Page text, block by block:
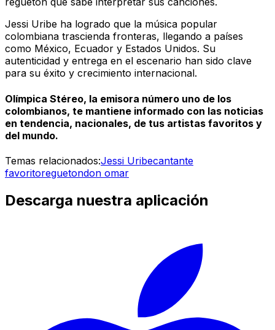
Jessi Uribe ha logrado que la música popular
colombiana trascienda fronteras, llegando a países
como México, Ecuador y Estados Unidos. Su
autenticidad y entrega en el escenario han sido clave
para su éxito y crecimiento internacional.
Olímpica Stéreo, la emisora número uno de los
colombianos, te mantiene informado con las noticias
en tendencia, nacionales, de tus artistas favoritos y
del mundo.
Temas relacionados:Jessi Uribecantante
favoritoreguetondon omar
Descarga nuestra aplicación